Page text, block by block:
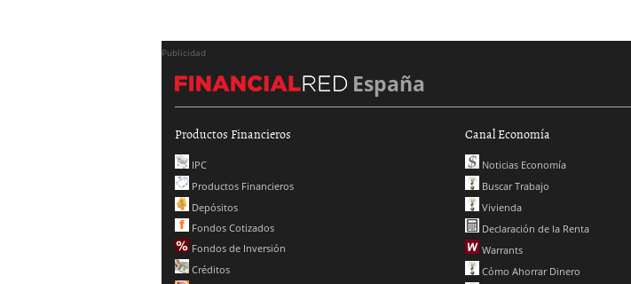
Publicidad
España
Productos Financieros
IPC
Productos Financieros
Depósitos
Fondos Cotizados
Fondos de Inversión
Créditos
Canal Economía
Noticias Economía
Buscar Trabajo
Vivienda
Declaración de la Renta
Warrants
Cómo Ahorrar Dinero